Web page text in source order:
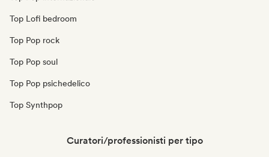
Top Lofi bedroom
Top Pop rock
Top Pop soul
Top Pop psichedelico
Top Synthpop
Curatori/professionisti per tipo